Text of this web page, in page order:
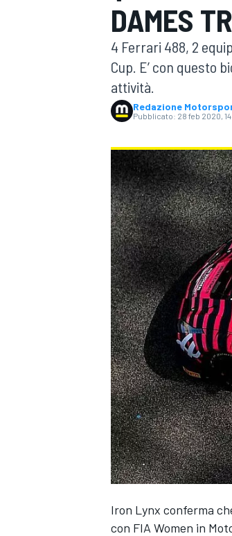
MOTOGP
WRC
DAMES
4 Ferrari 488, 2
Cup. E’ con questo
attività.
Redazione
Pubblicato: 28 feb 2020,
Iron Lynx conferma
con FIA Women in